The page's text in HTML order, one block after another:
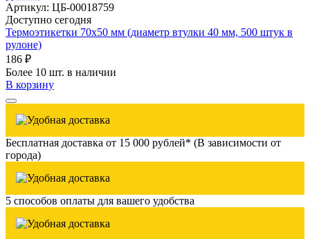
Артикул: ЦБ-00018759
Доступно сегодня
Термоэтикетки 70х50 мм (диаметр втулки 40 мм, 500 штук в
рулоне)
186 ₽
Более 10 шт. в наличии
В корзину
Бесплатная доставка от 15 000 рублей* (В зависимости от
города)
5 способов оплаты для вашего удобства